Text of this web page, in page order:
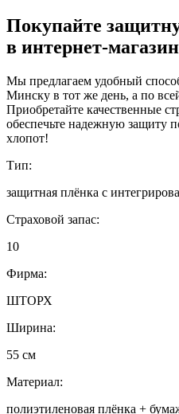
Покупайте
в интернет-
Мы предлагаем удобный
Минску в тот же день, а по
Приобретайте качественные
обеспечьте надежную защиту
хлопот!
Тип:
защитная плёнка с
Страховой запас:
10
Фирма:
ШТОРХ
Ширина:
55 см
Материал:
полиэтиленовая плёнка +